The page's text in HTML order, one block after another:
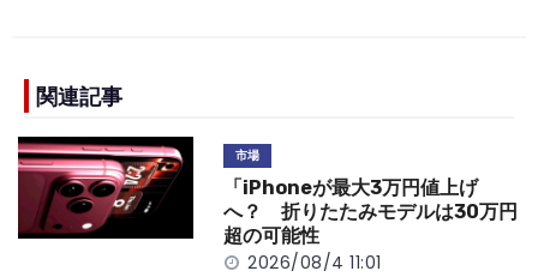
e
b
o
o
k
n
k
関連記事
市場
「iPhoneが最大3万円値上げ
へ？ 折りたたみモデルは30万円
超の可能性
2026/08/4 11:01